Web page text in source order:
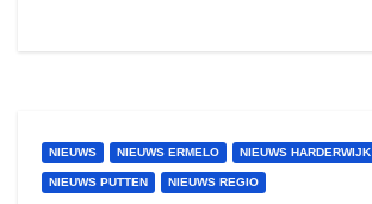
NIEUWS NIEUWS ERMELO NIEUWS HARDERWIJK
NIEUWS PUTTEN NIEUWS REGIO